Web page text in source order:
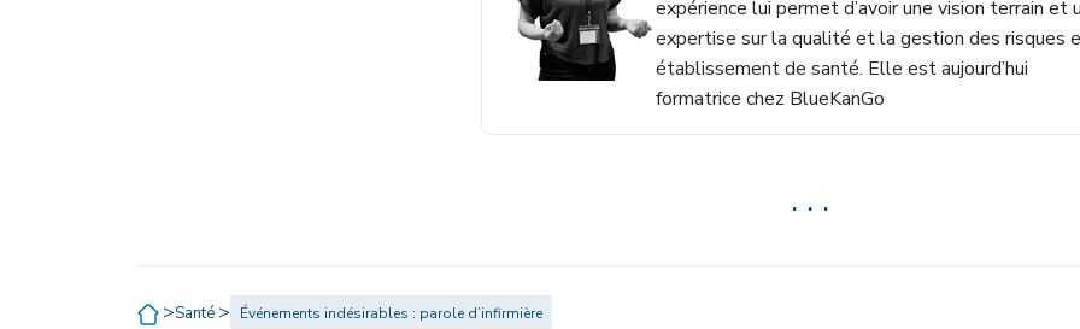
expérience lui permet d’avoir une vision terrain et
expertise sur la qualité et la gestion des risques
établissement de santé. Elle est aujourd’hui
formatrice chez BlueKanGo
. . .
>Santé > Événements indésirables : parole d’infirmière